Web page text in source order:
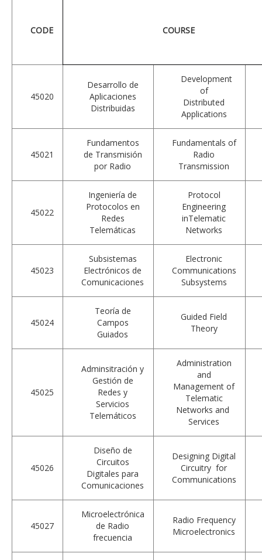
CODE COURSE
45020
Desarrollo de
Aplicaciones
Distribuidas
Development
of
Distributed
Applications
45021
Fundamentos
de Transmisión
por Radio
Fundamentals of
Radio
Transmission
45022
Ingeniería de
Protocolos en
Redes
Telemáticas
Protocol
Engineering
inTelematic
Networks
45023
Subsistemas
Electrónicos de
Comunicaciones
Electronic
Communications
Subsystems
45024
Teoría de
Campos
Guiados
Guided Field
Theory
45025
Adminsitración y
Gestión de
Redes y
Servicios
Telemáticos
Administration
and
Management of
Telematic
Networks and
Services
45026
Diseño de
Circuitos
Digitales para
Comunicaciones
Designing Digital
Circuitry for
Communications
45027
Microelectrónica
de Radio
frecuencia
Radio Frequency
Microelectronics